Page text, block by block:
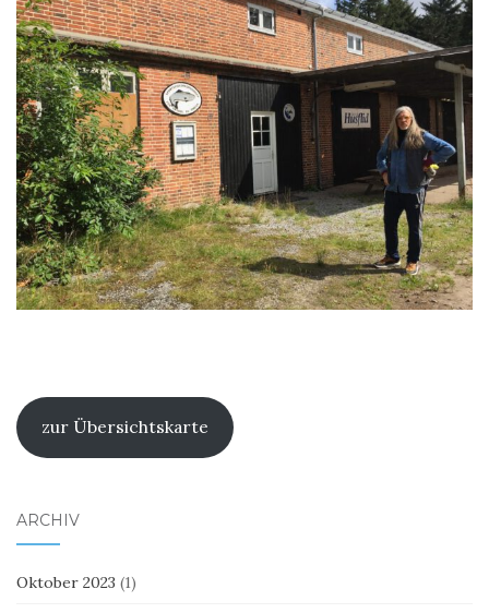
zur Übersichtskarte
ARCHIV
Oktober 2023 (1)